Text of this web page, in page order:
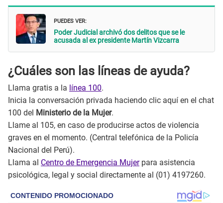
PUEDES VER:
Poder Judicial archivó dos delitos que se le
acusada al ex presidente Martín Vizcarra
¿Cuáles son las líneas de ayuda?
Llama gratis a la línea 100.
Inicia la conversación privada haciendo clic aquí en el chat
100 del Ministerio de la Mujer.
Llame al 105, en caso de producirse actos de violencia
graves en el momento. (Central telefónica de la Policía
Nacional del Perú).
Llama al Centro de Emergencia Mujerpara asistencia
psicológica, legal y social directamente al (01) 4197260.